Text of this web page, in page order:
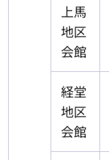
上馬
地区
会館
経堂
地区
会館